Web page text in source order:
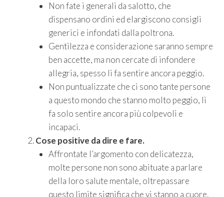
Non fate i generali da salotto, che
dispensano ordini ed elargiscono consigli
generici e infondati dalla poltrona.
Gentilezza e considerazione saranno sempre
ben accette, ma non cercate di infondere
allegria, spesso li fa sentire ancora peggio.
Non puntualizzate che ci sono tante persone
a questo mondo che stanno molto peggio, li
fa solo sentire ancora più colpevoli e
incapaci.
Cose positive da dire e fare.
Affrontate l’argomento con delicatezza,
molte persone non sono abituate a parlare
della loro salute mentale, oltrepassare
questo limite significa che vi stanno a cuore.